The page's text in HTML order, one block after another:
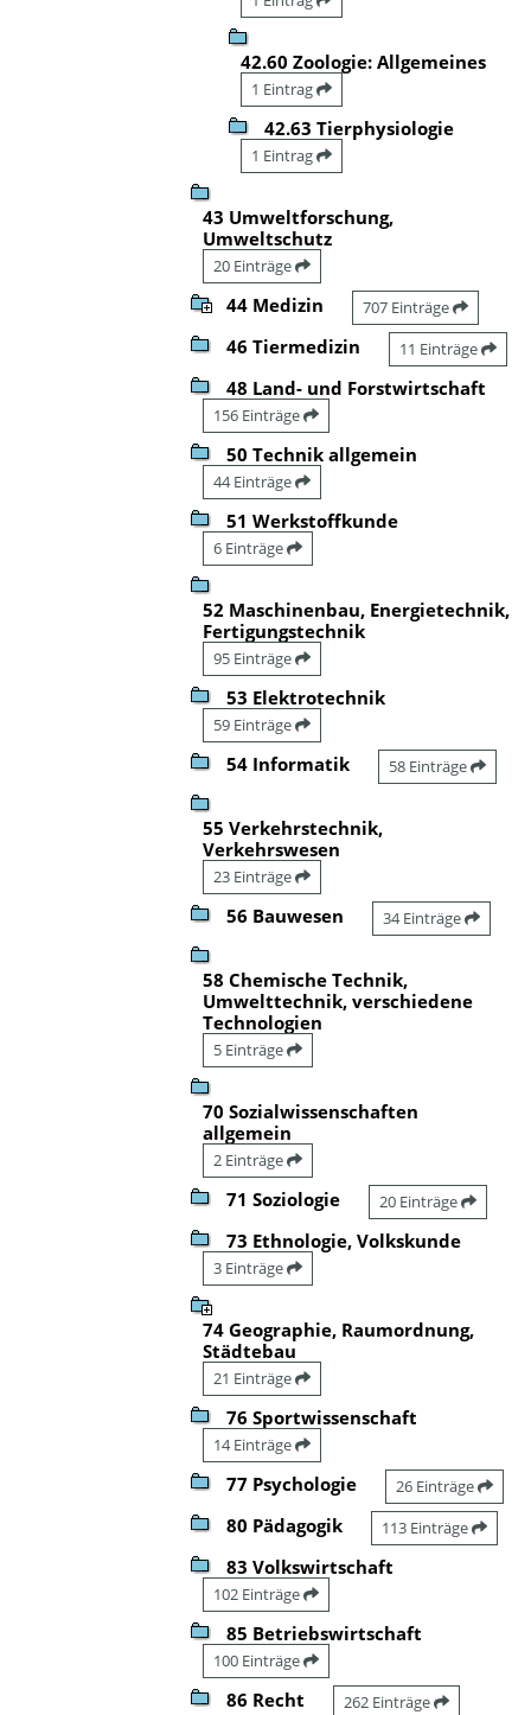
42.60 Zoologie: Allgemeines
1 Eintrag
42.63 Tierphysiologie
1 Eintrag
43 Umweltforschung,
Umweltschutz
20 Einträge
44 Medizin 707 Einträge
46 Tiermedizin 11 Einträge
48 Land- und Forstwirtschaft
156 Einträge
50 Technik allgemein
44 Einträge
51 Werkstoffkunde
6 Einträge
52 Maschinenbau, Energietechnik,
Fertigungstechnik
95 Einträge
53 Elektrotechnik
59 Einträge
54 Informatik 58 Einträge
55 Verkehrstechnik,
Verkehrswesen
23 Einträge
56 Bauwesen 34 Einträge
58 Chemische Technik,
Umwelttechnik, verschiedene
Technologien
5 Einträge
70 Sozialwissenschaften
allgemein
2 Einträge
71 Soziologie 20 Einträge
73 Ethnologie, Volkskunde
3 Einträge
74 Geographie, Raumordnung,
Städtebau
21 Einträge
76 Sportwissenschaft
14 Einträge
77 Psychologie 26 Einträge
80 Pädagogik 113 Einträge
83 Volkswirtschaft
102 Einträge
85 Betriebswirtschaft
100 Einträge
86 Recht 262 Einträge